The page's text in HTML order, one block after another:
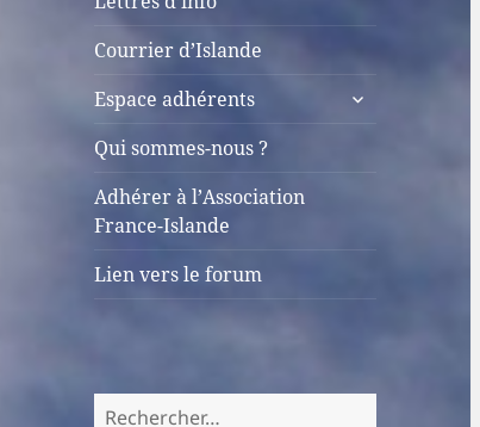
Courrier d’Islande
Espace adhérents
ouvrir
Qui sommes-nous ?
Adhérer à l’Association
France-Islande
Lien vers le forum
Rechercher :